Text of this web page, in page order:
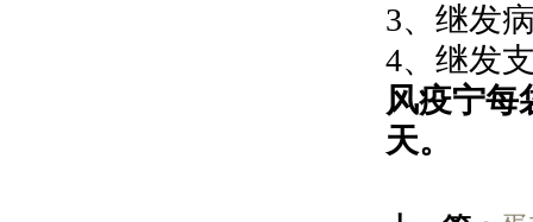
3、继发
4、继发
风疫宁每
天。